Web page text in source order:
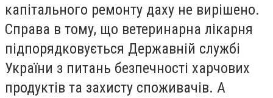
капітального ремонту даху не вирішено.
Справа в тому, що ветеринарна лікарня
підпорядковується Державній службі
України з питань безпечності харчових
продуктів та захисту споживачів. А